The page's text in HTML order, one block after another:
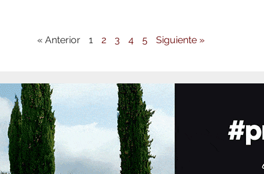
« Anterior 1 2 3 4 5 Siguiente »